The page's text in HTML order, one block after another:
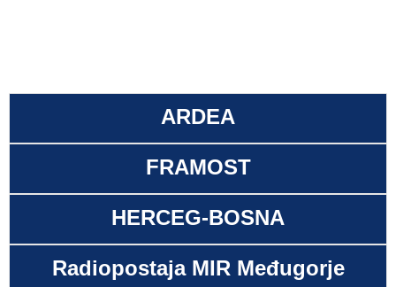
ARDEA
FRAMOST
HERCEG-BOSNA
Radiopostaja MIR Međugorje